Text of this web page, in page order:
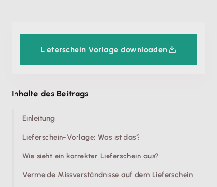
Lieferschein Vorlage downloaden
Inhalte des Beitrags
Einleitung
Lieferschein-Vorlage: Was ist das?
Wie sieht ein korrekter Lieferschein aus?
Vermeide Missverständnisse auf dem Lieferschein